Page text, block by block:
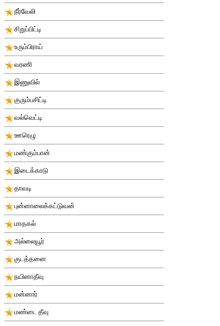
நீர்வேலி
சிறுப்பிட்டி
உரும்பிராய்
வரணி
இணுவில்
குரும்பசிட்டி
வல்வெட்டி
ஊரெழு
மண்கும்பான்
இடைக்காடு
தாவடி
புன்னாலைக்கட்டுவன்
மாதகல்
அல்லையூர்
குடத்தனை
நயினாதீவு
மன்னார்
மண்டை தீவு